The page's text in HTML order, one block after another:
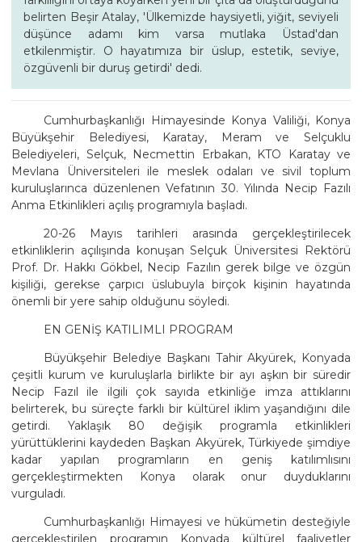
belirten Beşir Atalay, 'Ülkemizde haysiyetli, yiğit, seviyeli
düşünce adamı kim varsa mutlaka Üstad'dan
etkilenmiştir. O hayatımıza bir üslup, estetik, seviye,
özgüvenli bir duruş getirdi' dedi.
Cumhurbaşkanlığı Himayesinde Konya Valiliği, Konya
Büyükşehir Belediyesi, Karatay, Meram ve Selçuklu
Belediyeleri, Selçuk, Necmettin Erbakan, KTO Karatay ve
Mevlana Üniversiteleri ile meslek odaları ve sivil toplum
kuruluşlarınca düzenlenen Vefatının 30. Yılında Necip Fazılı
Anma Etkinlikleri açılış programıyla başladı.
20-26 Mayıs tarihleri arasında gerçekleştirilecek
etkinliklerin açılışında konuşan Selçuk Üniversitesi Rektörü
Prof. Dr. Hakkı Gökbel, Necip Fazılın gerek bilge ve özgün
kişiliği, gerekse çarpıcı üslubuyla birçok kişinin hayatında
önemli bir yere sahip olduğunu söyledi.
EN GENİŞ KATILIMLI PROGRAM
Büyükşehir Belediye Başkanı Tahir Akyürek, Konyada
çeşitli kurum ve kuruluşlarla birlikte bir ayı aşkın bir süredir
Necip Fazıl ile ilgili çok sayıda etkinliğe imza attıklarını
belirterek, bu süreçte farklı bir kültürel iklim yaşandığını dile
getirdi. Yaklaşık 80 değişik programla etkinlikleri
yürüttüklerini kaydeden Başkan Akyürek, Türkiyede şimdiye
kadar yapılan programların en geniş katılımlısını
gerçekleştirmekten Konya olarak onur duyduklarını
vurguladı.
Cumhurbaşkanlığı Himayesi ve hükümetin desteğiyle
gerçekleştirilen programın Konyada kültürel faaliyetler